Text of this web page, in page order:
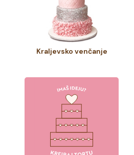
Kraljevsko venčanje